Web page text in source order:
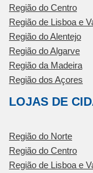
Região do Centro
Região de Lisboa e
Região do Alentejo
Região do Algarve
Região da Madeira
Região dos Açores
LOJAS DE
Região do Norte
Região do Centro
Região de Lisboa e